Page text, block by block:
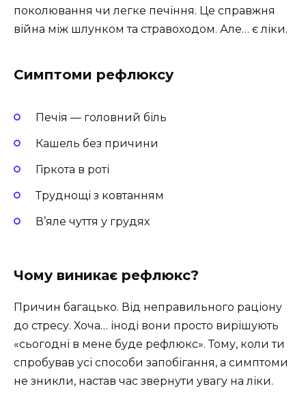
поколювання чи легке печіння. Це справжня
війна між шлунком та стравоходом. Але… є ліки.
Симптоми рефлюксу
Печія — головний біль
Кашель без причини
Гіркота в роті
Труднощі з ковтанням
В’яле чуття у грудях
Чому виникає рефлюкс?
Причин багацько. Від неправильного раціону
до стресу. Хоча… іноді вони просто вирішують
«сьогодні в мене буде рефлюкс». Тому, коли ти
спробував усі способи запобігання, а симптоми
не зникли, настав час звернути увагу на ліки.